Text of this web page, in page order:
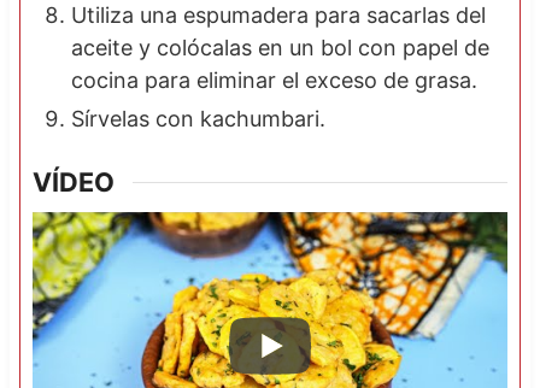
Utiliza una espumadera para sacarlas del
aceite y colócalas en un bol con papel de
cocina para eliminar el exceso de grasa.
Sírvelas con kachumbari.
VÍDEO